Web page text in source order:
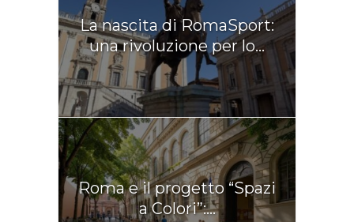
La nascita di RomaSport:
una rivoluzione per lo...
Roma e il progetto “Spazi
a Colori”:...